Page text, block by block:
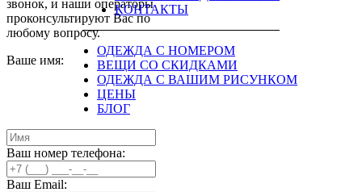
КОНТАКТЫ
ОДЕЖДА С НОМЕРОМ
ВЕЩИ СО СКИДКАМИ
ОДЕЖДА С ВАШИМ РИСУНКОМ
ЦЕНЫ
БЛОГ
звонок, и наши операторы
проконсультируют Вас по
любому вопросу.
Ваше имя:
Ваш номер телефона:
Ваш Email: